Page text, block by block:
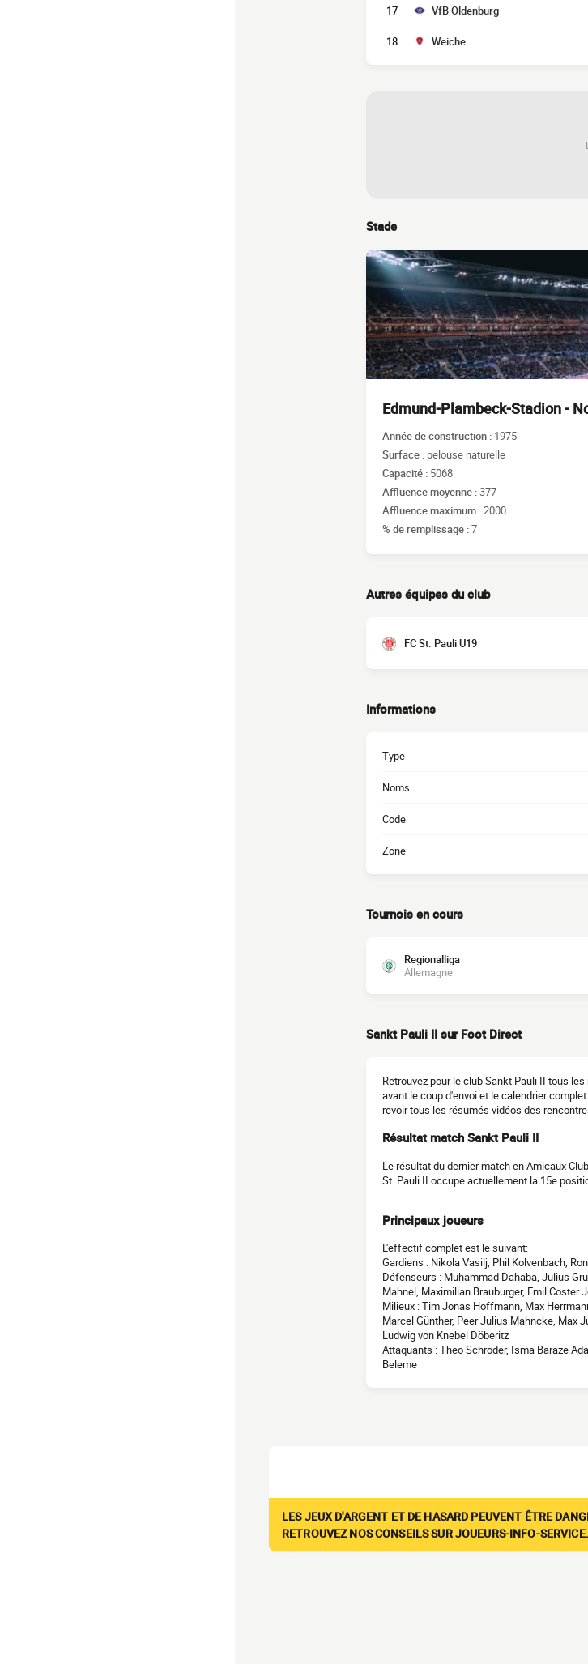
17 VfB Oldenburg
18 Weiche
Stade
Edmund-Plambeck-Stadion -
Année de construction : 1975
Surface : pelouse naturelle
Capacité : 5068
Affluence moyenne :377
Affluence maximum :2000
% de remplissage :7
Autres équipes du club
FC St. Pauli U19
Informations
Type
Noms
Code
Zone
Tournois en cours
Regionalliga
Allemagne
Sankt Pauli II sur Foot Direct
Retrouvez pour le club Sankt Pauli II tous
avant le coup d'envoi et le calendrier
revoir tous les résumés vidéos des
Résultat match Sankt Pauli II
Le résultat du dernier match en Amicaux
St. Pauli II occupe actuellement la 15e
Principaux joueurs
L'effectif complet est le suivant:
Gardiens : Nikola Vasilj, Phil Kolvenbach,
Défenseurs : Muhammad Dahaba, Julius
Mahnel, Maximilian Brauburger, Emil Coster
Milieux : Tim Jonas Hoffmann, Max
Marcel Günther, Peer Julius Mahncke, Max
Ludwig von Knebel Döberitz
Attaquants : Theo Schröder, Isma Baraze
Beleme
LES JEUX D'ARGENT ET DE HASARD PEUVENT ÊTRE
RETROUVEZ NOS CONSEILS SUR JOUEURS-INFO-